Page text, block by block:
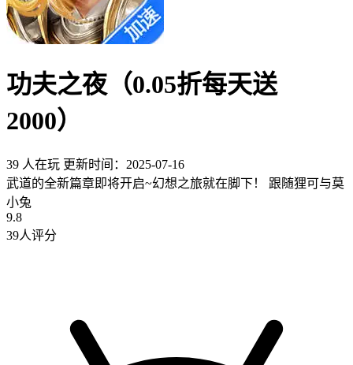
功夫之夜（0.05折每天送
2000）
39 人在玩 更新时间：2025-07-16
武道的全新篇章即将开启~幻想之旅就在脚下！ 跟随狸可与莫
小兔
9.8
39人评分